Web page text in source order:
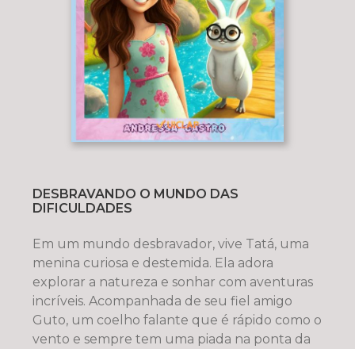
DESBRAVANDO O MUNDO DAS
DIFICULDADES
Em um mundo desbravador, vive Tatá, uma
menina curiosa e destemida. Ela adora
explorar a natureza e sonhar com aventuras
incríveis. Acompanhada de seu fiel amigo
Guto, um coelho falante que é rápido como o
vento e sempre tem uma piada na ponta da